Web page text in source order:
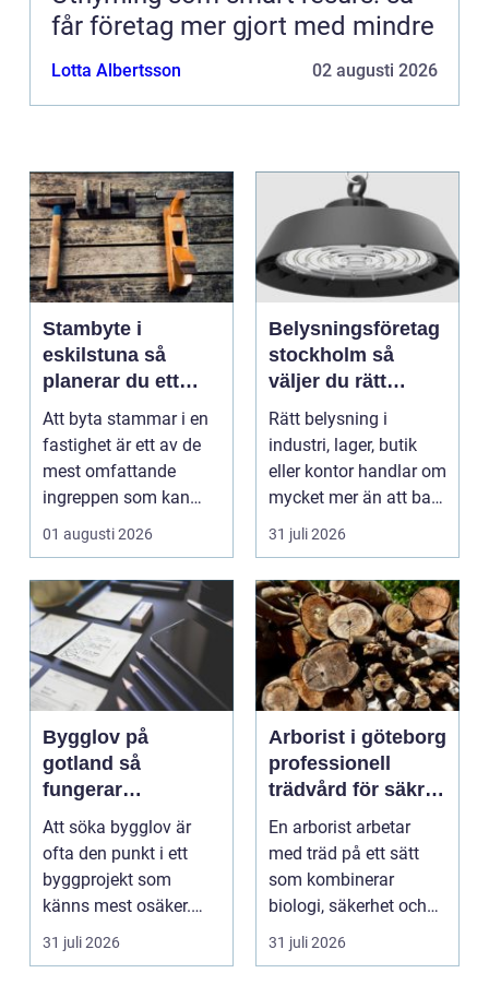
får företag mer gjort med mindre
Lotta Albertsson 02 augusti 2026
Stambyte i
eskilstuna så
planerar du ett
tryggt och hållbart
projekt
Att byta stammar i en
fastighet är ett av de
mest omfattande
ingreppen som kan
göras i ett hus. Samt...
01 augusti 2026
Belysningsföretag
stockholm så
väljer du rätt
partner för
professionell
ljussättning
Rätt belysning i
industri, lager, butik
eller kontor handlar om
mycket mer än att bara
få det ljust....
31 juli 2026
Bygglov på
gotland så
fungerar
processen från idé
till godkänt beslut
Att söka bygglov är
ofta den punkt i ett
byggprojekt som
känns mest osäker.
Frågorna hopar sig:
vilk...
31 juli 2026
Arborist i göteborg
professionell
trädvård för säkra
och friska träd
En arborist arbetar
med träd på ett sätt
som kombinerar
biologi, säkerhet och
hantverk. I en stad so...
31 juli 2026